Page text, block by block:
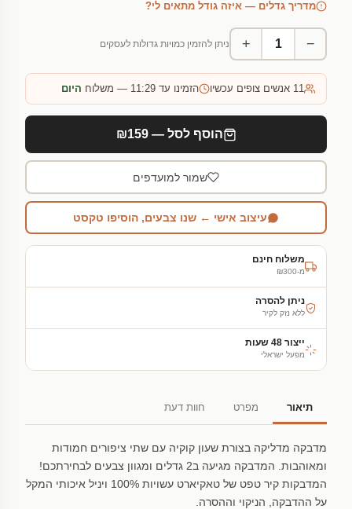
מדריך גדלים — איזה גודל מתאים לי?
−
+ ניתן להזמין כמויות גדולות לעסקים
11 אנשים צופים עכשיו הזמינו עד 11:29 — משלוח היום
הוסף לסל — ₪159
שמור למועדפים
עיצוב אישי ← שנו צבעים, הוסיפו טקסט
משלוח חינם
מ-₪300
ניתן להסרה
ללא נזק לקיר
ייצור 48 שעות
מפעל ישראלי
תיאור מפרט חוות דעת
מדבקה מדליקה בצורת שעון קוקיה עם שתי ציפורים חמודות
ומאוהבות. המדבקה מגיעה ב2 גדלים ומגוון צבעים לבחירתכם!
המדבקות קיר טפט של טאקיארט עשויות 100% ויניל איכותי המקל
על ההדבקה, הניקוי וההסרה.